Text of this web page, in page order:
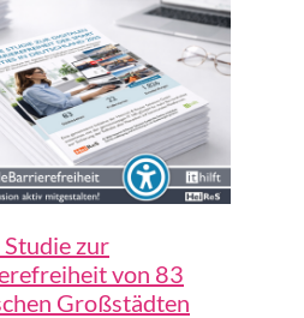
zur
von 83
Großstädten